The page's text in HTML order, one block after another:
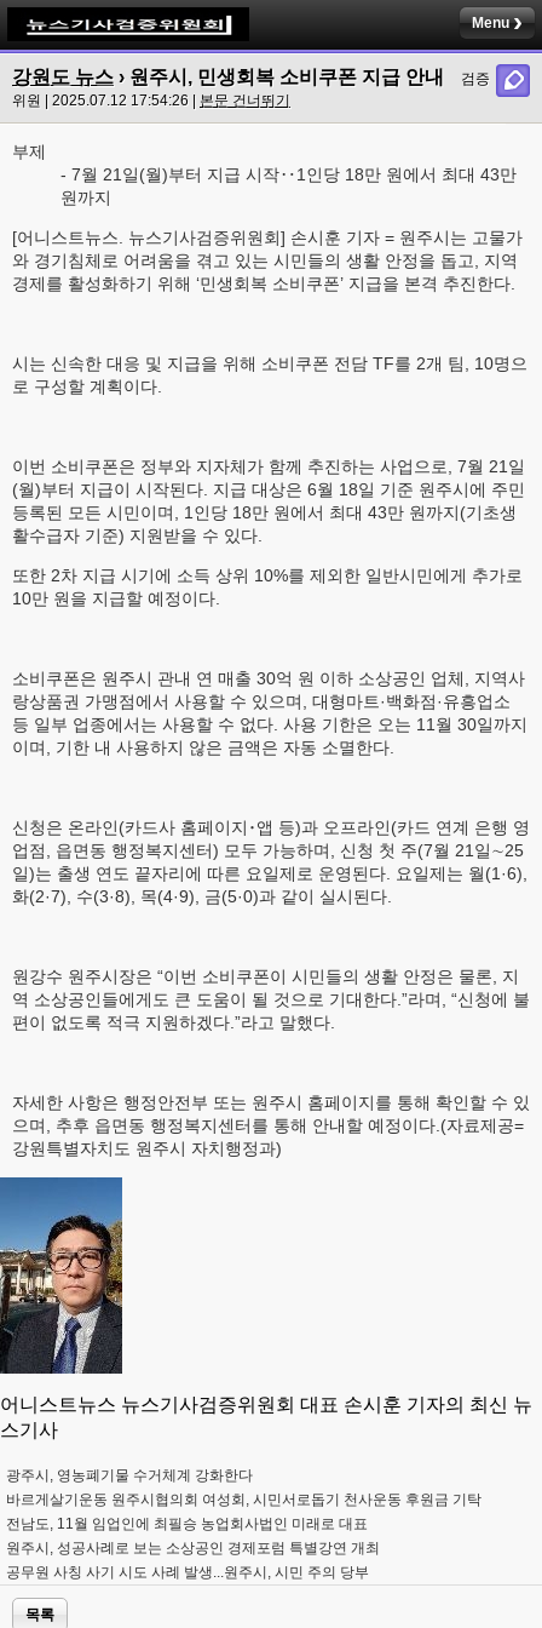
Menu
강원도 뉴스 › 원주시, 민생회복 소비쿠폰 지급 안내
검증
위원 | 2025.07.12 17:54:26 | 본문 건너뛰기
부제
- 7월 21일(월)부터 지급 시작‥1인당 18만 원에서 최대 43만
원까지
[어니스트뉴스. 뉴스기사검증위원회] 손시훈 기자 = 원주시는 고물가
와 경기침체로 어려움을 겪고 있는 시민들의 생활 안정을 돕고, 지역
경제를 활성화하기 위해 ‘민생회복 소비쿠폰’ 지급을 본격 추진한다.
시는 신속한 대응 및 지급을 위해 소비쿠폰 전담 TF를 2개 팀, 10명으
로 구성할 계획이다.
이번 소비쿠폰은 정부와 지자체가 함께 추진하는 사업으로, 7월 21일
(월)부터 지급이 시작된다. 지급 대상은 6월 18일 기준 원주시에 주민
등록된 모든 시민이며, 1인당 18만 원에서 최대 43만 원까지(기초생
활수급자 기준) 지원받을 수 있다.
또한 2차 지급 시기에 소득 상위 10%를 제외한 일반시민에게 추가로
10만 원을 지급할 예정이다.
소비쿠폰은 원주시 관내 연 매출 30억 원 이하 소상공인 업체, 지역사
랑상품권 가맹점에서 사용할 수 있으며, 대형마트·백화점·유흥업소
등 일부 업종에서는 사용할 수 없다. 사용 기한은 오는 11월 30일까지
이며, 기한 내 사용하지 않은 금액은 자동 소멸한다.
신청은 온라인(카드사 홈페이지･앱 등)과 오프라인(카드 연계 은행 영
업점, 읍면동 행정복지센터) 모두 가능하며, 신청 첫 주(7월 21일∼25
일)는 출생 연도 끝자리에 따른 요일제로 운영된다. 요일제는 월(1·6),
화(2·7), 수(3·8), 목(4·9), 금(5·0)과 같이 실시된다.
원강수 원주시장은 “이번 소비쿠폰이 시민들의 생활 안정은 물론, 지
역 소상공인들에게도 큰 도움이 될 것으로 기대한다.”라며, “신청에 불
편이 없도록 적극 지원하겠다.”라고 말했다.
자세한 사항은 행정안전부 또는 원주시 홈페이지를 통해 확인할 수 있
으며, 추후 읍면동 행정복지센터를 통해 안내할 예정이다.(자료제공=
강원특별자치도 원주시 자치행정과)
어니스트뉴스 뉴스기사검증위원회 대표 손시훈 기자의 최신 뉴
스기사
광주시, 영농폐기물 수거체계 강화한다
바르게살기운동 원주시협의회 여성회, 시민서로돕기 천사운동 후원금 기탁
전남도, 11월 임업인에 최필승 농업회사법인 미래로 대표
원주시, 성공사례로 보는 소상공인 경제포럼 특별강연 개최
공무원 사칭 사기 시도 사례 발생...원주시, 시민 주의 당부
목록